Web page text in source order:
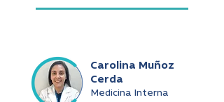
Carolina Muñoz
Cerda
Medicina Interna